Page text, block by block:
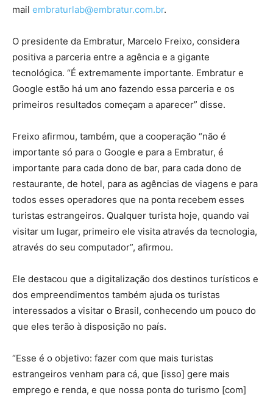
mail embraturlab@embratur.com.br.
O presidente da Embratur, Marcelo Freixo, considera
positiva a parceria entre a agência e a gigante
tecnológica. “É extremamente importante. Embratur e
Google estão há um ano fazendo essa parceria e os
primeiros resultados começam a aparecer” disse.
Freixo afirmou, também, que a cooperação “não é
importante só para o Google e para a Embratur, é
importante para cada dono de bar, para cada dono de
restaurante, de hotel, para as agências de viagens e para
todos esses operadores que na ponta recebem esses
turistas estrangeiros. Qualquer turista hoje, quando vai
visitar um lugar, primeiro ele visita através da tecnologia,
através do seu computador”, afirmou.
Ele destacou que a digitalização dos destinos turísticos e
dos empreendimentos também ajuda os turistas
interessados a visitar o Brasil, conhecendo um pouco do
que eles terão à disposição no país.
“Esse é o objetivo: fazer com que mais turistas
estrangeiros venham para cá, que [isso] gere mais
emprego e renda, e que nossa ponta do turismo [com]